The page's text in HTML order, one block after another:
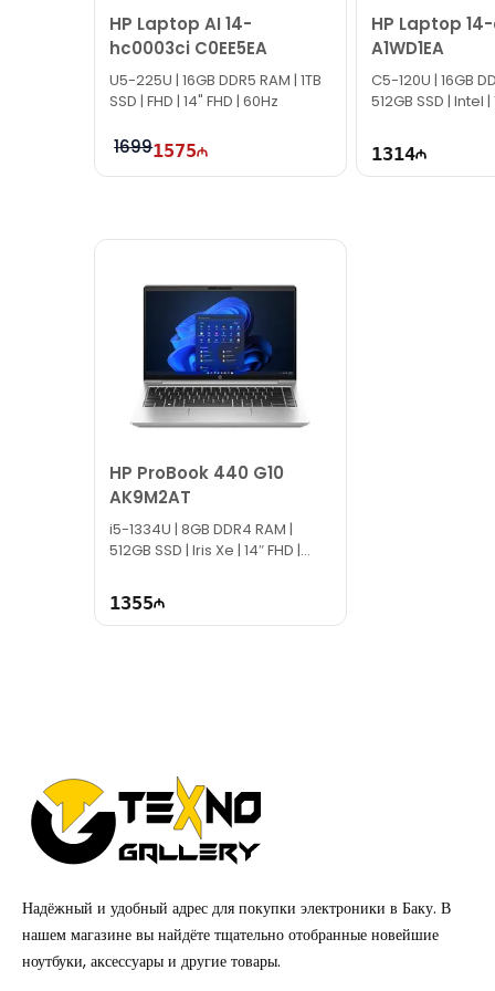
Благодарим вас за проявленный интерес!
HP Laptop AI 14-
hc0003ci C0EE5EA
U5-225U | 16GB DDR5 RAM | 1TB
SSD | FHD | 14" FHD | 60Hz
16991575
HP Laptop
A1WD1EA
C5-120U | 16GB
512GB SSD | Intel
1314
HP ProBook 440 G10
AK9M2AT
i5-1334U | 8GB DDR4 RAM |
512GB SSD | Iris Xe | 14″ FHD |
1355
Надёжный и удобный адрес для покупки электроники в Баку. В
нашем магазине вы найдёте тщательно отобранные новейшие
ноутбуки, аксессуары и другие товары.